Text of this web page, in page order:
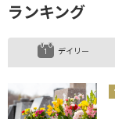
ランキング
デイリー